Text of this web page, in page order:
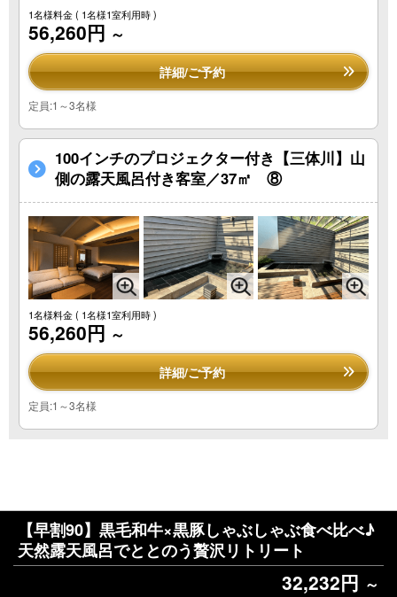
1名様料金( 1名様1室利用時 )
56,260円 ～
詳細/ご予約
定員:1～3名様
100インチのプロジェクター付き【三体川】山
側の露天風呂付き客室／37㎡ ⑧
1名様料金( 1名様1室利用時 )
56,260円 ～
詳細/ご予約
定員:1～3名様
【早割90】黒毛和牛×黒豚しゃぶしゃぶ食べ比べ♪
天然露天風呂でととのう贅沢リトリート
32,232円 ～